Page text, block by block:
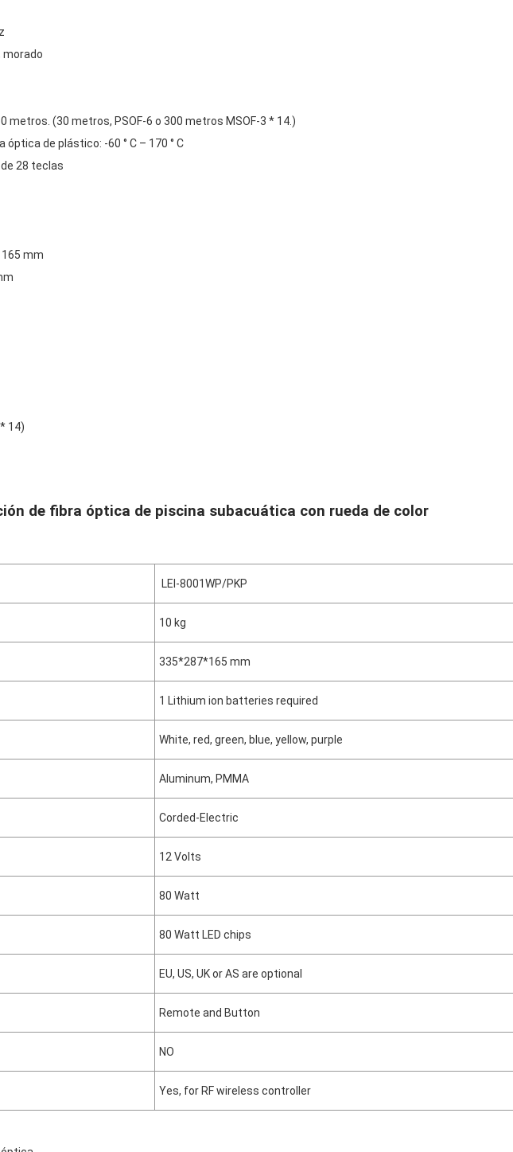
morado
metros. (30 metros, PSOF-6 o 300 metros MSOF-3 * 14.)
de plástico: -60 ° C – 170 ° C
28 teclas
165 mm
14)
de fibra óptica de piscina subacuática con rueda de color
LEI-8001WP/PKP
10 kg
335*287*165 mm
1 Lithium ion batteries required
White, red, green, blue, yellow, purple
Aluminum, PMMA
Corded-Electric
12 Volts
80 Watt
80 Watt LED chips
EU, US, UK or AS are optional
Remote and Button
NO
Yes, for RF wireless controller